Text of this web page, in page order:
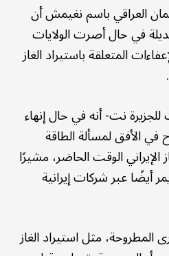
العراقي باسم نغيمش أن
3 خيارات بديلة في حال أصرت الولايات
المتعلقة باستيراد الغاز
نت- أنه في حال إنهاء
في الأفق لمسألة الطاقة
الإيراني الوقت الحاضر، مشيرًا
أيضًا عبر شركات إيرانية
المطروحة، مثل استيراد الغاز